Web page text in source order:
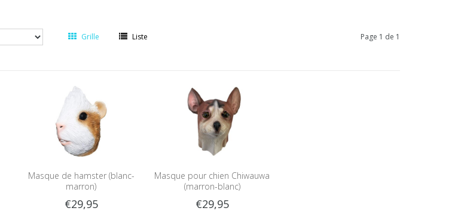
Grille Liste Page 1 de 1
Masque de hamster (blanc-
marron)
€29,95
Masque pour chien Chiwauwa
(marron-blanc)
€29,95